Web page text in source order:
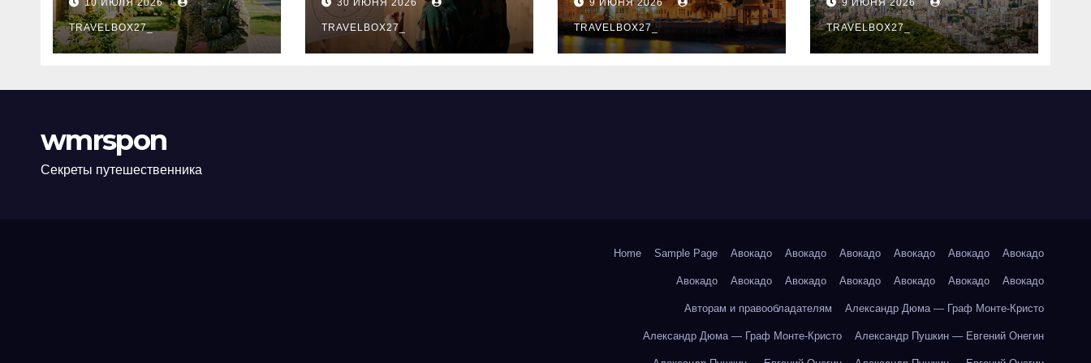
программе НИС и
перечень
аккредитованных
10 ИЮЛЯ 2026
TRAVELBOX27_
новый уровень
праздника и
командного духа
30 ИЮНЯ 2026
TRAVELBOX27_
9 ИЮНЯ 2026
TRAVELBOX27_
знали
9 ИЮНЯ 2026
TRAVELBOX27_
wmrspon
Секреты путешественника
Home Sample Page Авокадо Авокадо Авокадо Авокадо Авокадо Авокадо
Авокадо Авокадо Авокадо Авокадо Авокадо Авокадо Авокадо
Авторам и правообладателям Александр Дюма — Граф Монте-Кристо
Александр Дюма — Граф Монте-Кристо Александр Пушкин — Евгений Онегин